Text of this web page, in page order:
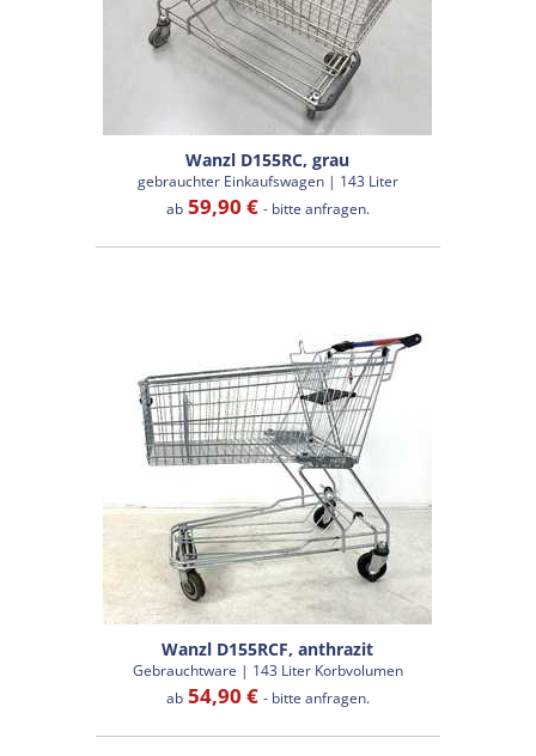
Wanzl D155RC, grau
gebrauchter Einkaufswagen | 143 Liter
ab59,90 € - bitte anfragen.
Wanzl D155RCF, anthrazit
Gebrauchtware | 143 Liter Korbvolumen
ab54,90 € - bitte anfragen.